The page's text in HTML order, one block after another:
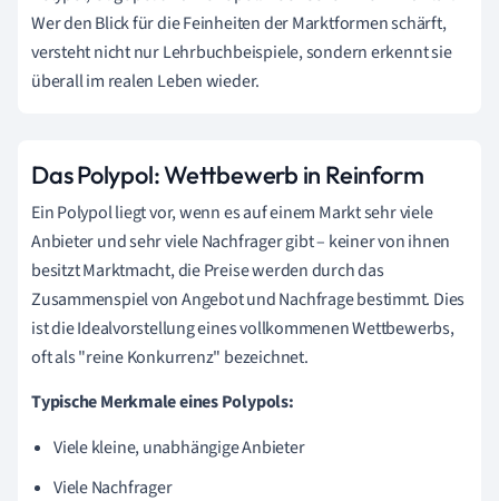
Wer den Blick für die Feinheiten der Marktformen schärft,
versteht nicht nur Lehrbuchbeispiele, sondern erkennt sie
überall im realen Leben wieder.
Das Polypol: Wettbewerb in Reinform
Ein Polypol liegt vor, wenn es auf einem Markt sehr viele
Anbieter und sehr viele Nachfrager gibt – keiner von ihnen
besitzt Marktmacht, die Preise werden durch das
Zusammenspiel von Angebot und Nachfrage bestimmt. Dies
ist die Idealvorstellung eines vollkommenen Wettbewerbs,
oft als "reine Konkurrenz" bezeichnet.
Typische Merkmale eines Polypols:
Viele kleine, unabhängige Anbieter
Viele Nachfrager